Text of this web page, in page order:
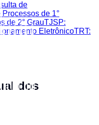
de
Processos de 1°
de 2° GrauTJSP:
EletrônicoTRT:
dos